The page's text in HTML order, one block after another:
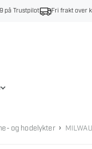
på Trustpilot Fri frakt over
og hodelykter ›